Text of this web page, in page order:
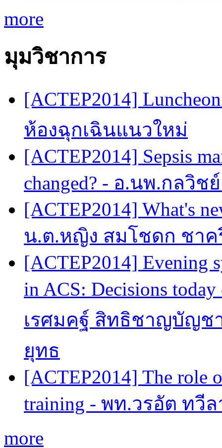
more
มุมวิชาการ
[ACTEP2014]
ห้องฉุกเฉินแนวใหม่
[ACTEP2014] Sepsis
changed? - อ.นพ.กลวิช
[ACTEP2014] What's
น.ต.หญิง สมโชดก ชาค
[ACTEP2014] Evening
in ACS: Decisions
เรศมคฐ์ สิทธิชาญบัญช
ยุทธ
[ACTEP2014] The role
training - พท.วรอัต ทวี
more